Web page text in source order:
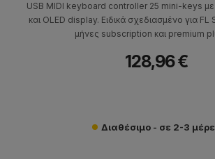
USB MIDI keyboard controller 25 mini-keys
και OLED display. Ειδικά σχεδιασμένο για
μήνες subscription και premium
128,96 €
Διαθέσιμο - σε 2-3